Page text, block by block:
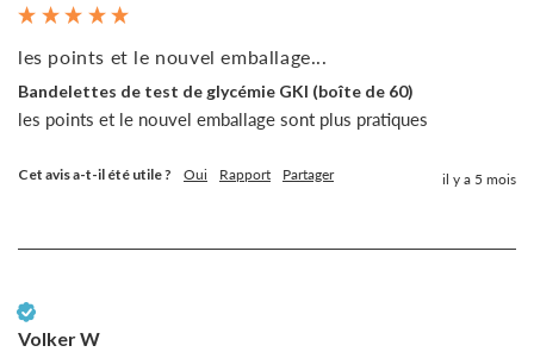
les points et le nouvel emballage...
Bandelettes de test de glycémie GKI (boîte de 60)
les points et le nouvel emballage sont plus pratiques
Cet avis a-t-il été utile ? Oui Rapport Partager il y a 5 mois
Volker W